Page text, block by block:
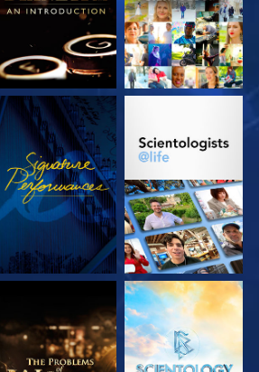
REGARDER
DÉCOUVRIR LES
DÉCOUVRIR LES
SÉRIES
DÉCOUVRIR LES
SÉRIES